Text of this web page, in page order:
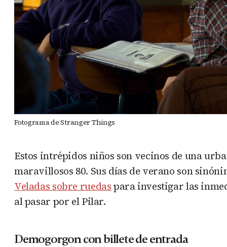
Fotograma de Stranger Things
Estos intrépidos niños son vecinos de una
maravillosos 80. Sus días de verano son
Veladas sobre ruedaspara investigar las
al pasar por el Pilar.
Demogorgon con billete de entrada